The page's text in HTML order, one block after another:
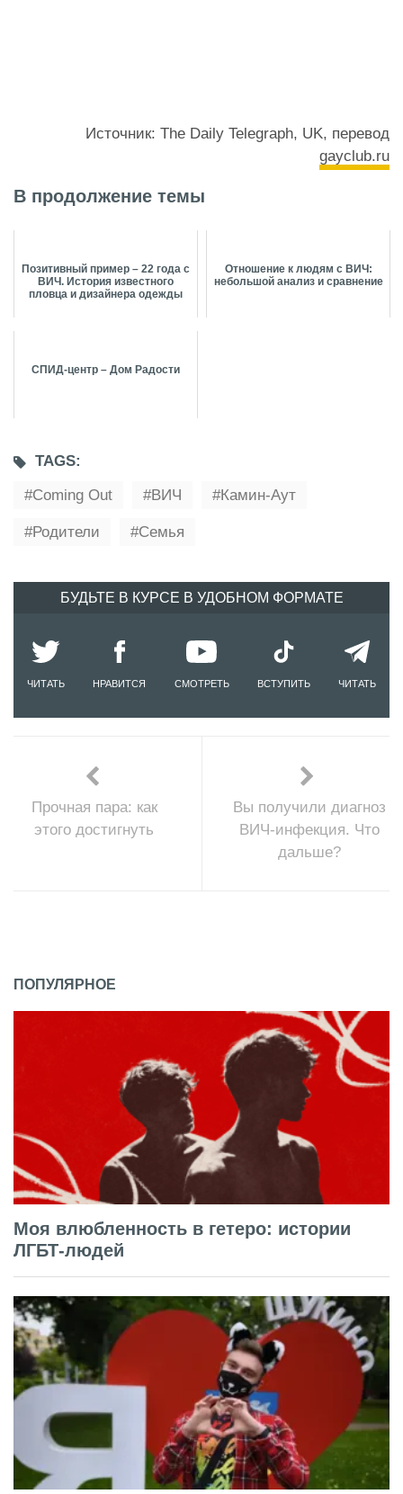
Источник: The Daily Telegraph, UK, перевод
gayclub.ru
В продолжение темы
Позитивный пример – 22 года с
ВИЧ. История известного
пловца и дизайнера одежды
Отношение к людям с ВИЧ:
небольшой анализ и сравнение
СПИД-центр – Дом Радости
TAGS:
Coming Out
ВИЧ Камин-Аут
Родители Семья
БУДЬТЕ В КУРСЕ В УДОБНОМ ФОРМАТЕ
ЧИТАТЬ НРАВИТСЯ СМОТРЕТЬ ВСТУПИТЬ ЧИТАТЬ
Прочная пара: как
этого достигнуть
Вы получили диагноз
ВИЧ-инфекция. Что
дальше?
ПОПУЛЯРНОЕ
Моя влюбленность в гетеро: истории
ЛГБТ-людей